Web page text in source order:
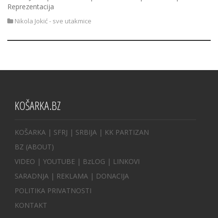
Reprezentacija
Nikola Jokić - sve utakmice
KOŠARKA.BZ
KOŠARKA | SFRJ | SRBIJA | KK PARTIZAN
BZ (ABOUT)
VIDEO | YOUTUBE | BzLOG | LINKOVI
SARADNJA | REKLAMA | DONACIJA
POLITIKA PRIVATNOSTI
KONTAKT